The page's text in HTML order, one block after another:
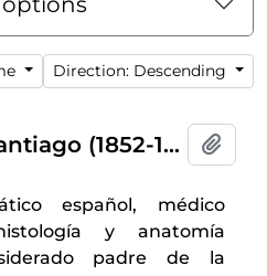
Direction: Descending
Ramón y Cajal, Santiago (1852-1934)
español, médico
y anatomía
padre de la